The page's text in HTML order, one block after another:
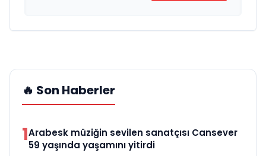
🔥 Son Haberler
1Arabesk müziğin sevilen sanatçısı Cansever
59 yaşında yaşamını yitirdi